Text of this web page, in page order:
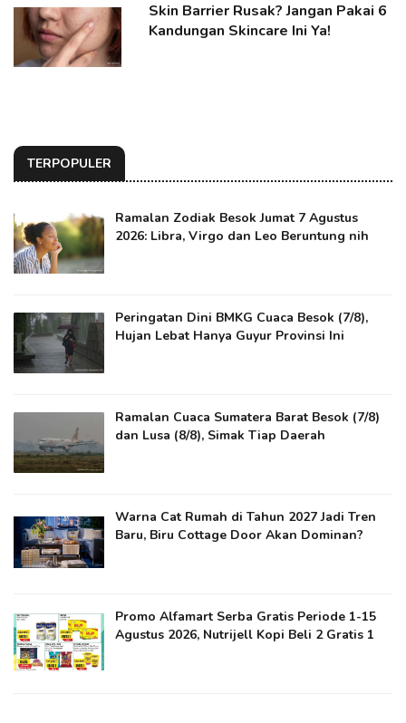
Skin Barrier Rusak? Jangan Pakai 6
Kandungan Skincare Ini Ya!
TERPOPULER
Ramalan Zodiak Besok Jumat 7 Agustus
2026: Libra, Virgo dan Leo Beruntung nih
Peringatan Dini BMKG Cuaca Besok (7/8),
Hujan Lebat Hanya Guyur Provinsi Ini
Ramalan Cuaca Sumatera Barat Besok (7/8)
dan Lusa (8/8), Simak Tiap Daerah
Warna Cat Rumah di Tahun 2027 Jadi Tren
Baru, Biru Cottage Door Akan Dominan?
Promo Alfamart Serba Gratis Periode 1-15
Agustus 2026, Nutrijell Kopi Beli 2 Gratis 1